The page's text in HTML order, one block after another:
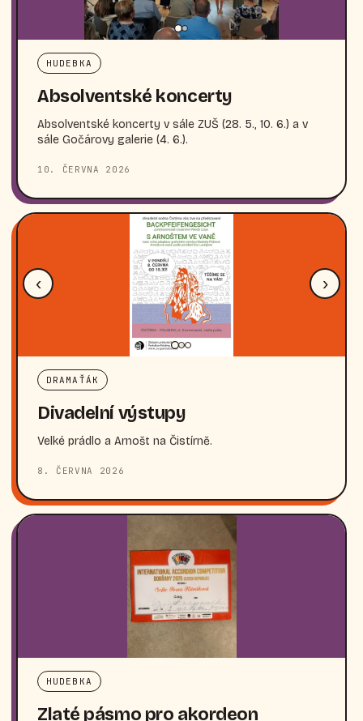
HUDEBKA
Absolventské koncerty
Absolventské koncerty v sále ZUŠ (28. 5., 10. 6.) a v
sále Gočárovy galerie (4. 6.).
10. ČERVNA 2026
‹ ›
DRAMAŤÁK
Divadelní výstupy
Velké prádlo a Arnošt na Čistírně.
8. ČERVNA 2026
HUDEBKA
Zlaté pásmo pro akordeon